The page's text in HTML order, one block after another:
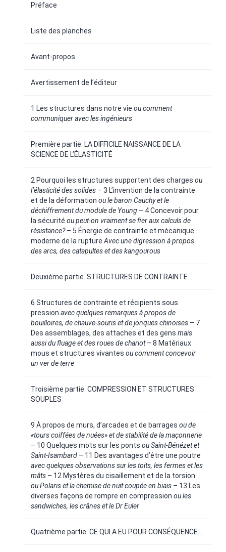
Préface
Liste des planches
Avant-propos
Avertissement de l’éditeur
1 Les structures dans notre vie ou comment
communiquer avec les ingénieurs
Première partie. LA DIFFICILE NAISSANCE DE LA
SCIENCE DE L’ÉLASTICITÉ
2 Pourquoi les structures supportent des charges ou
l’élasticité des solides – 3 L’invention de la contrainte
et de la déformation ou le baron Cauchy et le
déchiffrement du module de Young – 4 Concevoir pour
la sécurité ou peut-on vraiment se fier aux calculs de
résistance?– 5 Énergie de contrainte et mécanique
moderne de la rupture Avec une digression à propos
des arcs, des catapultes et des kangourous
Deuxième partie. STRUCTURES DE CONTRAINTE
6 Structures de contrainte et récipients sous
pression avec quelques remarques à propos de
bouilloires, de chauve-souris et de jonques chinoises – 7
Des assemblages, des attaches et des gens mais
aussi du fluage et des roues de chariot– 8 Matériaux
mous et structures vivantes ou comment concevoir
un ver de terre
Troisième partie. COMPRESSION ET STRUCTURES
SOUPLES
9 À propos de murs, d’arcades et de barrages ou de
«tours coiffées de nuées» et de stabilité de la maçonnerie
– 10 Quelques mots sur les ponts ou Saint-Bénézet et
Saint-Isambard – 11 Des avantages d’être une poutre
avec quelques observations sur les toits, les fermes et les
mâts – 12 Mystères du cisaillement et de la torsion
ou Polaris et la chemise de nuit coupée en biais – 13 Les
diverses façons de rompre en compression ou les
sandwiches, les crânes et le Dr Euler
Quatrième partie. CE QUI A EU POUR CONSÉQUENCE…